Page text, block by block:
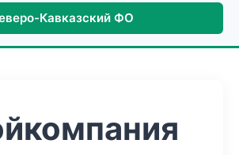
Кавказский ФО